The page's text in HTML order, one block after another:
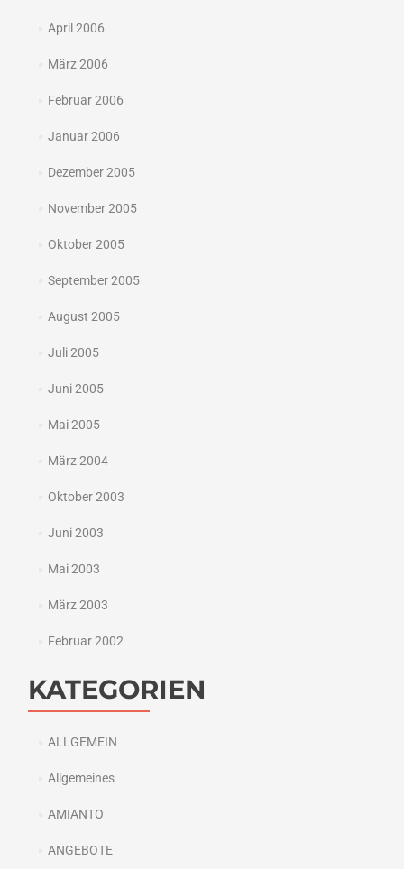
April 2006
März 2006
Februar 2006
Januar 2006
Dezember 2005
November 2005
Oktober 2005
September 2005
August 2005
Juli 2005
Juni 2005
Mai 2005
März 2004
Oktober 2003
Juni 2003
Mai 2003
März 2003
Februar 2002
KATEGORIEN
ALLGEMEIN
Allgemeines
AMIANTO
ANGEBOTE